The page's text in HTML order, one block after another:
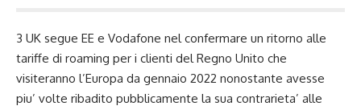
3 UK segue EE e Vodafone nel confermare un ritorno alle
tariffe di roaming per i clienti del Regno Unito che
visiteranno l’Europa da gennaio 2022 nonostante avesse
piu’ volte ribadito pubblicamente la sua contrarieta’ alle